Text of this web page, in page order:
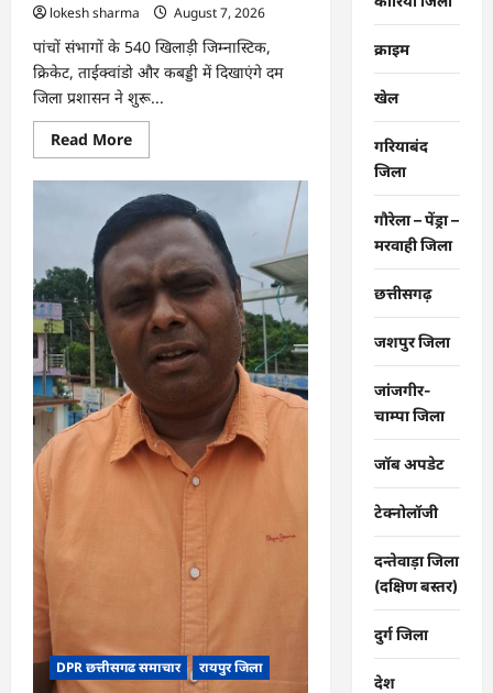
lokesh sharma August 7, 2026
पांचों संभागों के 540 खिलाड़ी जिम्नास्टिक,
क्रिकेट, ताईक्वांडो और कबड्डी में दिखाएंगे दम
जिला प्रशासन ने शुरू...
Read MoreRead
more
CG
:
26वीं
राज्य
स्तरीय
शालेय
क्रीड़ा
प्रतियोगिता
की
मेजबानी
करेगा
जीपीएम,
से
21
अगस्त
तक
जुटेंगे
प्रदेशभर
के
DPR छत्तीसगढ समाचार रायपुर जिला
क्राइम
खेल
गरियाबंद
जिला
गौरेला – पेंड्रा –
मरवाही जिला
छत्तीसगढ़
जशपुर जिला
जांजगीर-
चाम्पा जिला
जॉब अपडेट
टेक्नोलॉजी
दन्तेवाड़ा जिला
(दक्षिण बस्तर)
दुर्ग जिला
देश